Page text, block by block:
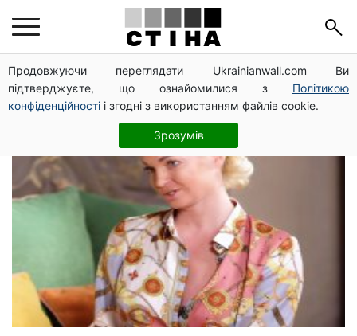
Продовжуючи переглядати Ukrainianwall.com Ви
підтверджуєте, що ознайомилися з Політикою
конфіденційності і згодні з використанням файлів cookie.
Зрозумів
критика